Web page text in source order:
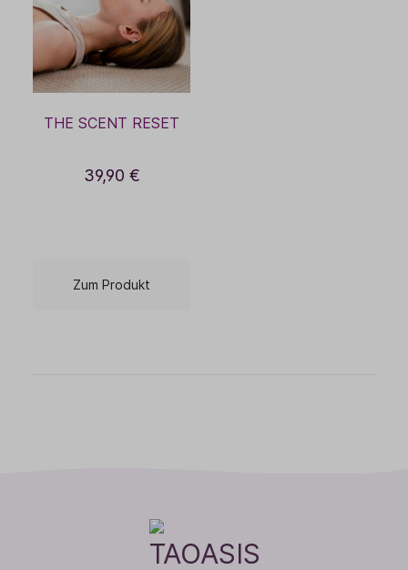
THE SCENT RESET
39,90 €
Zum Produkt